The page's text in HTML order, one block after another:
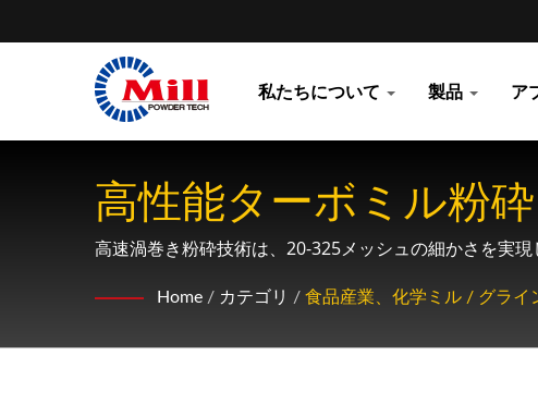
私たちについて 製品 ア
高性能ターボミル粉
敏感な材料用
高速渦巻き粉砕技術は、20-325メッシュの細かさを実
Home / カテゴリ / 食品産業、化学ミル / グライ